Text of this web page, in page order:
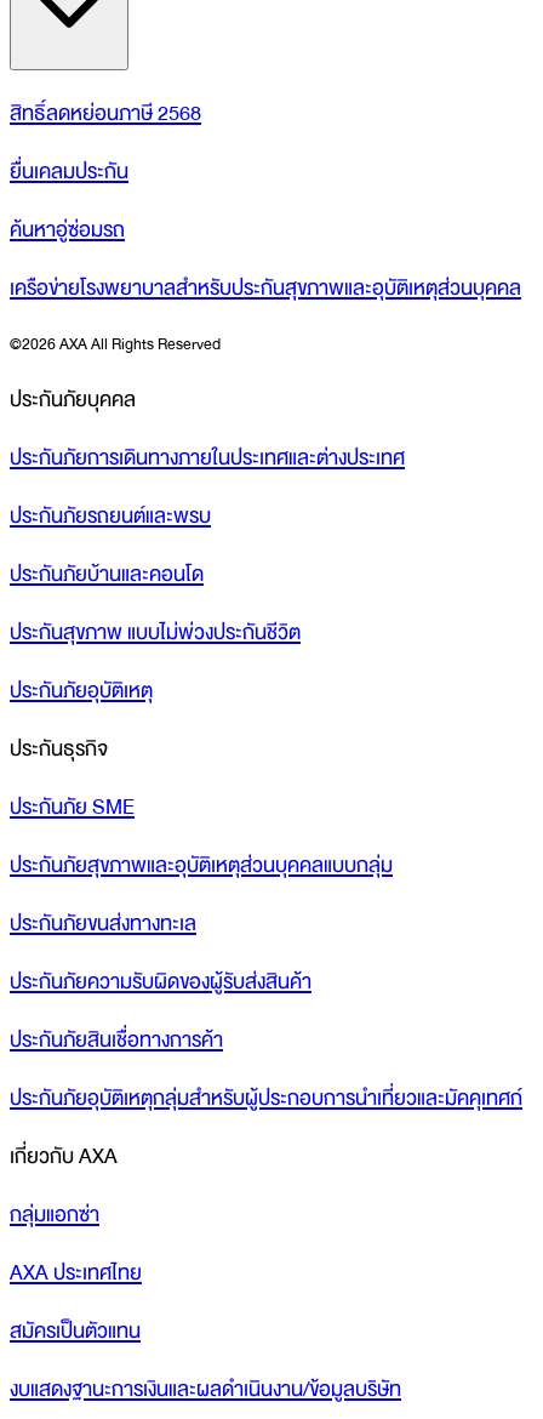
สิทธิ์ลดหย่อนภาษี 2568
ยื่นเคลมประกัน
ค้นหาอู่ซ่อมรถ
เครือข่ายโรงพยาบาลสำหรับประกันสุขภาพและอุบัติเหตุส่วนบุคคล
©2026 AXA All Rights Reserved
ประกันภัยบุคคล
ประกันภัยการเดินทางภายในประเทศและต่างประเทศ
ประกันภัยรถยนต์และพรบ
ประกันภัยบ้านและคอนโด
ประกันสุขภาพ แบบไม่พ่วงประกันชีวิต
ประกันภัยอุบัติเหตุ
ประกันธุรกิจ
ประกันภัย SME
ประกันภัยสุขภาพและอุบัติเหตุส่วนบุคคลแบบกลุ่ม
ประกันภัยขนส่งทางทะเล
ประกันภัยความรับผิดของผู้รับส่งสินค้า
ประกันภัยสินเชื่อทางการค้า
ประกันภัยอุบัติเหตุกลุ่มสำหรับผู้ประกอบการนำเที่ยวและมัคคุเทศก์
เกี่ยวกับ AXA
กลุ่มแอกซ่า
AXA ประเทศไทย
สมัครเป็นตัวแทน
งบแสดงฐานะการเงินและผลดำเนินงาน/ข้อมูลบริษัท